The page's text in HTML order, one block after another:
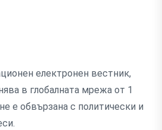
електронен вестник,
в глобалната мрежа от 1
е обвързана с политически и